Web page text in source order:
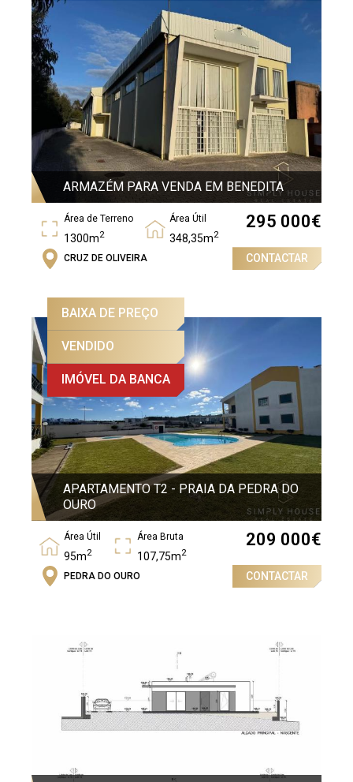
ARMAZÉM PARA VENDA EM BENEDITA
Área de Terreno
1300m2
Área Útil
348,35m2
Área Bruta
295 000€
CRUZ DE OLIVEIRA CONTACTAR
BAIXA DE PREÇO
VENDIDO
IMÓVEL DA BANCA
APARTAMENTO T2 - PRAIA DA PEDRA DO
OURO
Área Útil
95m2
Área Bruta
107,75m2
Quartos
209 000€
PEDRA DO OURO CONTACTAR